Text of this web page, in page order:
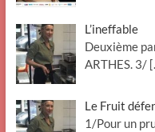
L’ineffable
Deuxième
ARTHES. 3/
Le Fruit
1/Pour un